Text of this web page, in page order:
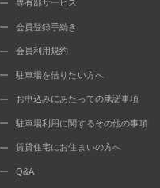
専有部サービス
会員登録手続き
会員利用規約
駐車場を借りたい方へ
お申込みにあたっての承諾事項
駐車場利用に関するその他の事項
賃貸住宅にお住まいの方へ
Q&A